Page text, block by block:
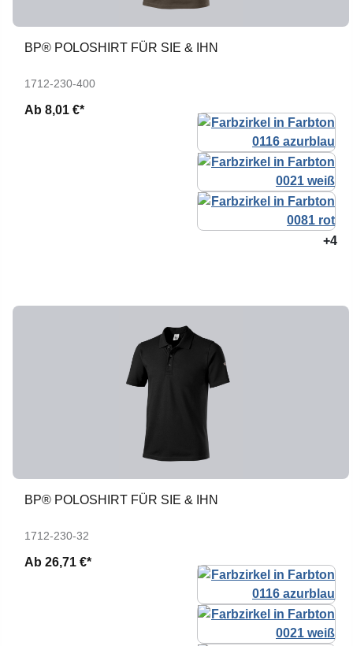
BP® POLOSHIRT FÜR SIE & IHN
1712-230-400
Ab 8,01 €*
+4
BP® POLOSHIRT FÜR SIE & IHN
1712-230-32
Ab 26,71 €*